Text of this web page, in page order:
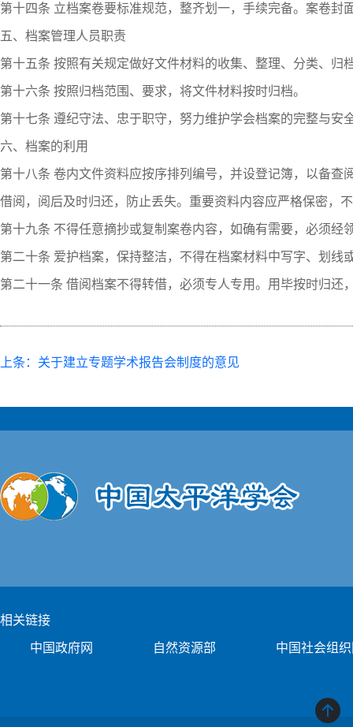
第十四条 立档案卷要标准规范，整齐划一，手续完备。案卷
五、档案管理人员职责
第十五条 按照有关规定做好文件材料的收集、整理、分类、归
第十六条 按照归档范围、要求，将文件材料按时归档。
第十七条 遵纪守法、忠于职守，努力维护学会档案的完整与安
六、档案的利用
第十八条 卷内文件资料应按序排列编号，并设登记簿，以备
借阅，阅后及时归还，防止丢失。重要资料内容应严格保密，
第十九条 不得任意摘抄或复制案卷内容，如确有需要，必须经
第二十条 爱护档案，保持整洁，不得在档案材料中写字、划
第二十一条 借阅档案不得转借，必须专人专用。用毕按时归还
上条：关于建立专题学术报告会制度的意见
相关链接
中国政府网
自然资源部 中国社会组